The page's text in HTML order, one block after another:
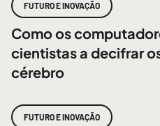
FUTURO E INOVAÇÃO
Como os
cientistas a decifrar
cérebro
FUTURO E INOVAÇÃO